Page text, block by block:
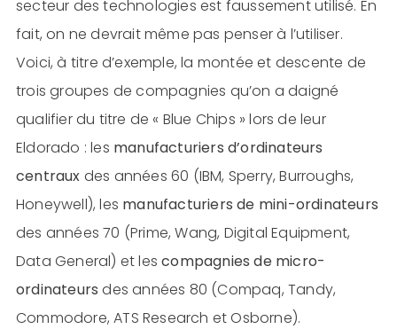
secteur des technologies est faussement utilisé. En
fait, on ne devrait même pas penser à l’utiliser.
Voici, à titre d’exemple, la montée et descente de
trois groupes de compagnies qu’on a daigné
qualifier du titre de « Blue Chips » lors de leur
Eldorado : les manufacturiers d’ordinateurs
centraux des années 60 (IBM, Sperry, Burroughs,
Honeywell), les manufacturiers de mini-ordinateurs
des années 70 (Prime, Wang, Digital Equipment,
Data General) et lescompagnies de micro-
ordinateurs des années 80 (Compaq, Tandy,
Commodore, ATS Research et Osborne).